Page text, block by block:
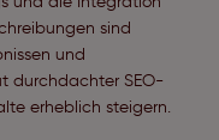
sind
und
durchdachter SEO-
erheblich steigern.